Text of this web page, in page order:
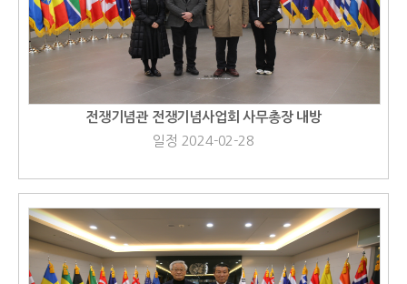
전쟁기념관 전쟁기념사업회 사무총장 내방
일정 2024-02-28